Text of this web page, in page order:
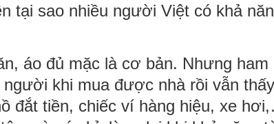
tại sao nhiều người Việt có khả
áo đủ mặc là cơ bản. Nhưng ham
khi mua được nhà rồi vẫn thấy
đắt tiền, chiếc ví hàng hiệu, xe